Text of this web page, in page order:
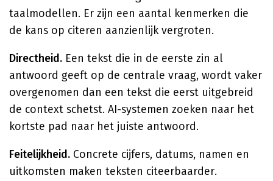
taalmodellen. Er zijn een aantal kenmerken die
de kans op citeren aanzienlijk vergroten.
Directheid. Een tekst die in de eerste zin al
antwoord geeft op de centrale vraag, wordt vaker
overgenomen dan een tekst die eerst uitgebreid
de context schetst. AI-systemen zoeken naar het
kortste pad naar het juiste antwoord.
Feitelijkheid. Concrete cijfers, datums, namen en
uitkomsten maken teksten citeerbaarder.